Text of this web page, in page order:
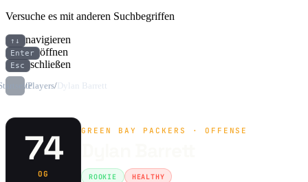
Versuche es mit anderen Suchbegriffen
↑↓ navigieren
Enter öffnen
Esc schließen
/Players/Dylan Barrett
74
OG
GREEN BAY PACKERS · OFFENSE
ROOKIE HEALTHY